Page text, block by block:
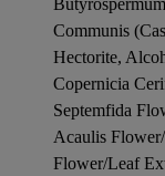
Communis
Hectorite,
Copernicia
Septemfida
Acaulis
Flower/Leaf